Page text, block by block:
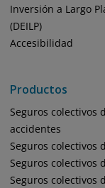
Inversión a Largo
(DEILP)
Accesibilidad
Productos
Seguros colectivos
accidentes
Seguros colectivos
Seguros colectivos
Seguros colectivos